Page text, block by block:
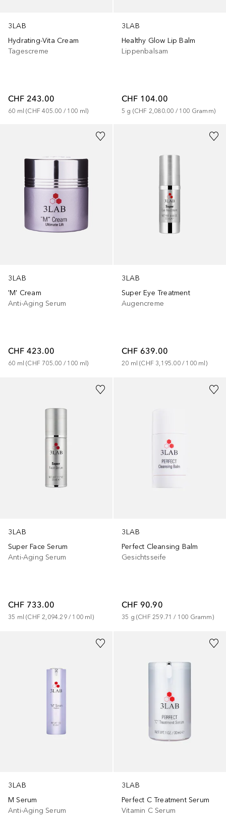
3LAB
Hydrating-Vita Cream
Tagescreme
CHF 243.00
60 ml (CHF 405.00 / 100 ml)
3LAB
Healthy Glow Lip Balm
Lippenbalsam
CHF 104.00
5 g (CHF 2,080.00 / 100 Gramm)
3LAB
'M' Cream
Anti-Aging Serum
CHF 423.00
60 ml (CHF 705.00 / 100 ml)
3LAB
Super Eye Treatment
Augencreme
CHF 639.00
20 ml (CHF 3,195.00 / 100 ml )
3LAB
Super Face Serum
Anti-Aging Serum
CHF 733.00
35 ml (CHF 2,094.29 / 100 ml)
3LAB
Perfect Cleansing Balm
Gesichtsseife
CHF 90.90
35 g (CHF 259.71 / 100 Gramm)
3LAB
M Serum
Anti-Aging Serum
3LAB
Perfect C Treatment Serum
Vitamin C Serum